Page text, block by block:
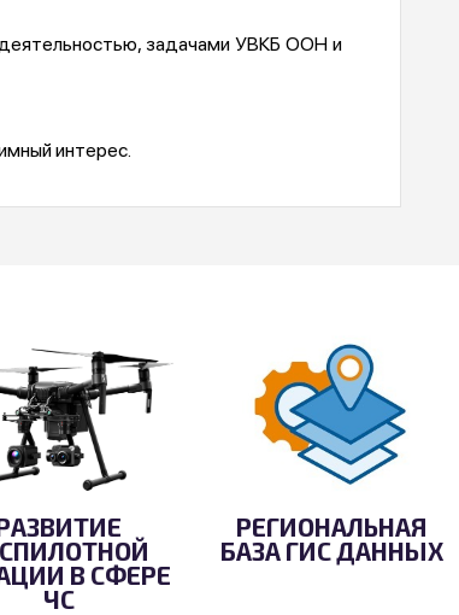
задачами УВКБ ООН и
интерес.
В СФЕРЕ
ЧС
РЕГИОНАЛЬНАЯ
БАЗА ГИС ДАННЫХ